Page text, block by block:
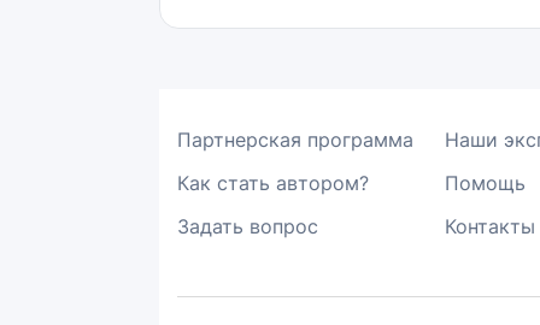
Партнерская программа
Наши
Как стать автором?
Помощь
Задать вопрос
Контакты